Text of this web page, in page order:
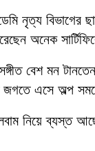
নৃত্য
অনেক
বেশ মন
এসে অল্প
নিয়ে ব্যস্ত